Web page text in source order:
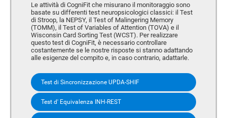
Le attività di CogniFit che misurano il monitoraggio sono
basate su differenti test neuropsicologici classici: il Test
di Stroop, la NEPSY, il Test of Malingering Memory
(TOMM), il Test of Variables of Attention (TOVA) e il
Wisconsin Card Sorting Test (WCST). Per realizzare
questo test di CogniFit, è necessario controllare
costantemente se le nostre risposte si stanno adattando
alle esigenze del compito e, in caso contrario, adattarle.
Test di Sincronizzazione UPDA-SHIF
Test d' Equivalenza INH-REST